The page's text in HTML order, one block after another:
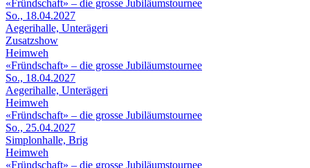
«Fründschaft» – die grosse Jubiläumstournee
So., 18.04.2027
Aegerihalle, Unterägeri
Zusatzshow
Heimweh
«Fründschaft» – die grosse Jubiläumstournee
So., 18.04.2027
Aegerihalle, Unterägeri
Heimweh
«Fründschaft» – die grosse Jubiläumstournee
So., 25.04.2027
Simplonhalle, Brig
Heimweh
«Fründschaft» – die grosse Jubiläumstournee